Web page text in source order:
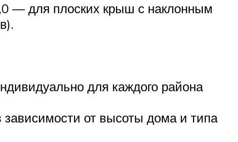
— для плоских крыш с наклонным
для каждого района
от высоты дома и типа